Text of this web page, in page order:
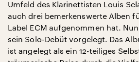
Umfeld des Klarinettisten Louis
auch drei bemerkenswerte Alben
Label ECM aufgenommen hat.
sein Solo-Debüt vorgelegt. Das
ist angelegt als ein 12-teiliges